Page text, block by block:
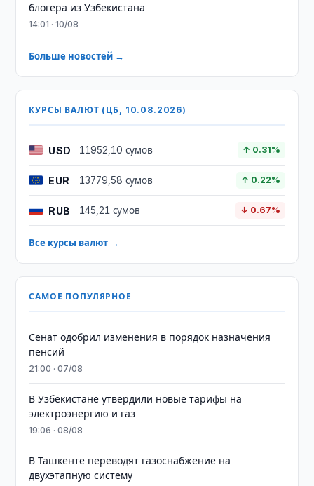
блогера из Узбекистана
14:01 · 10/08
Больше новостей →
КУРСЫ ВАЛЮТ (ЦБ, 10.08.2026)
USD 11952,10 сумов ↑ 0.31%
EUR 13779,58 сумов ↑ 0.22%
RUB 145,21 сумов ↓ 0.67%
Все курсы валют →
САМОЕ ПОПУЛЯРНОЕ
Сенат одобрил изменения в порядок назначения
пенсий
21:00 · 07/08
В Узбекистане утвердили новые тарифы на
электроэнергию и газ
19:06 · 08/08
В Ташкенте переводят газоснабжение на
двухэтапную систему